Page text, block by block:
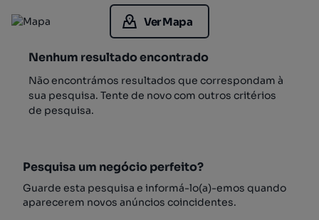
Ver Mapa
Nenhum resultado encontrado
Não encontrámos resultados que correspondam à
sua pesquisa. Tente de novo com outros critérios
de pesquisa.
Pesquisa um negócio perfeito?
Guarde esta pesquisa e informá-lo(a)-emos quando
aparecerem novos anúncios coincidentes.